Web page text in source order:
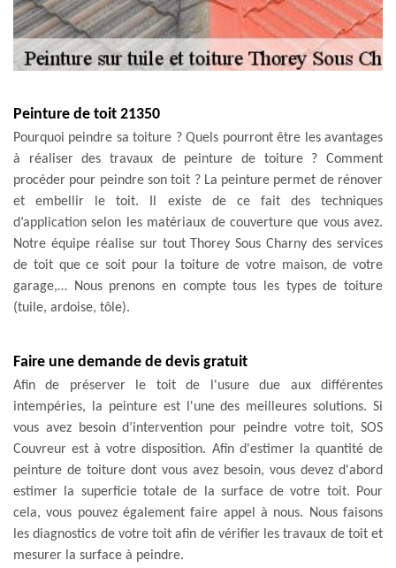
Peinture de toit 21350
Pourquoi peindre sa toiture ? Quels pourront être les avantages
à réaliser des travaux de peinture de toiture ? Comment
procéder pour peindre son toit ? La peinture permet de rénover
et embellir le toit. Il existe de ce fait des techniques
d’application selon les matériaux de couverture que vous avez.
Notre équipe réalise sur tout Thorey Sous Charny des services
de toit que ce soit pour la toiture de votre maison, de votre
garage,… Nous prenons en compte tous les types de toiture
(tuile, ardoise, tôle).
Faire une demande de devis gratuit
Afin de préserver le toit de l'usure due aux différentes
intempéries, la peinture est l'une des meilleures solutions. Si
vous avez besoin d’intervention pour peindre votre toit, SOS
Couvreur est à votre disposition. Afin d'estimer la quantité de
peinture de toiture dont vous avez besoin, vous devez d'abord
estimer la superficie totale de la surface de votre toit. Pour
cela, vous pouvez également faire appel à nous. Nous faisons
les diagnostics de votre toit afin de vérifier les travaux de toit et
mesurer la surface à peindre.